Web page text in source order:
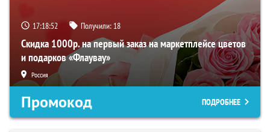
17:18:51 Получили: 18
Скидка 1000р. на первый заказ на маркетплейсе цветов
и подарков «Флаувау»
Россия
Промокод ПОДРОБНЕЕ